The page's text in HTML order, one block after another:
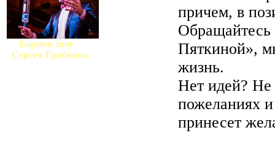
Бармен-шоу
Сергея Грибкова
причем, в
Обращайтесь
Пяткиной»,
жизнь.
Нет идей? Не
пожеланиях
принесет